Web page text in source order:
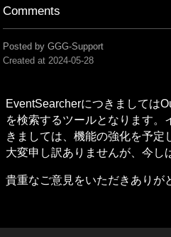
Comments
Posted by GGG-Support
Created at 2024-05-28
EventSearcherにつきましては
を検索するツールとなります。
きましては、機能の強化を予定
大変申し訳ありませんが、今し
貴重なご意見をいただきありが